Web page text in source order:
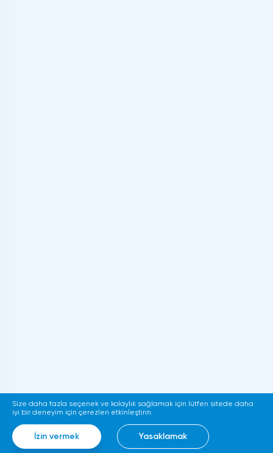
Size daha fazla seçenek ve kolaylık sağlamak için lütfen sitede daha
iyi bir deneyim için çerezleri etkinleştirin.
İzin vermek Yasaklamak